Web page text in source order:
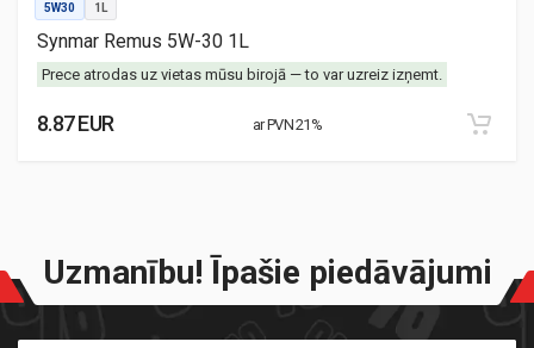
5W30 1L
Synmar Remus 5W-30 1L
Prece atrodas uz vietas mūsu birojā — to var uzreiz izņemt.
8.87 EUR ar PVN 21%
Uzmanību! Īpašie piedāvājumi